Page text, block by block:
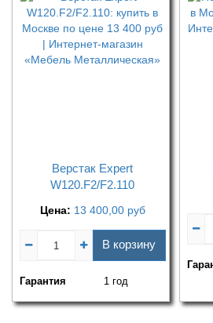
Верстак Expert
W120.F2/F2.110
Цена: 13 400,00 руб
В корзину
Гарантия 1 год